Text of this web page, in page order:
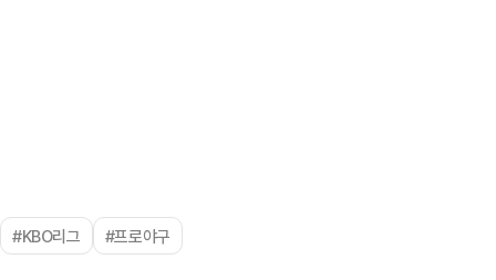
#KBO리그 #프로야구